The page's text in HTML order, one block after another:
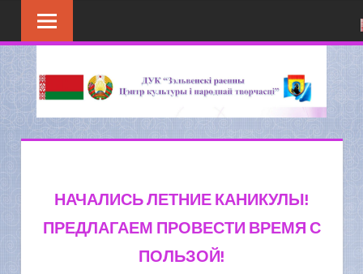
Перейти
содержимому
НАЧАЛИСЬ ЛЕТНИЕ КАНИКУЛЫ!
ПРЕДЛАГАЕМ ПРОВЕСТИ ВРЕМЯ С
ПОЛЬЗОЙ!